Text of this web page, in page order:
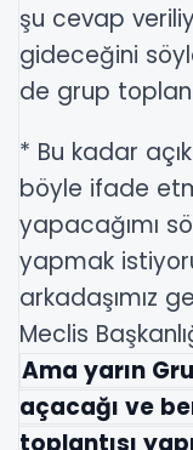
şu cevap
gideceğini
de grup
* Bu kadar
böyle ifade
yapacağımı
yapmak
arkadaşımız
Meclis
Ama yarın
açacağı ve
toplantısı